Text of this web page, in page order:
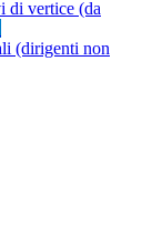
di vertice (da
(dirigenti non